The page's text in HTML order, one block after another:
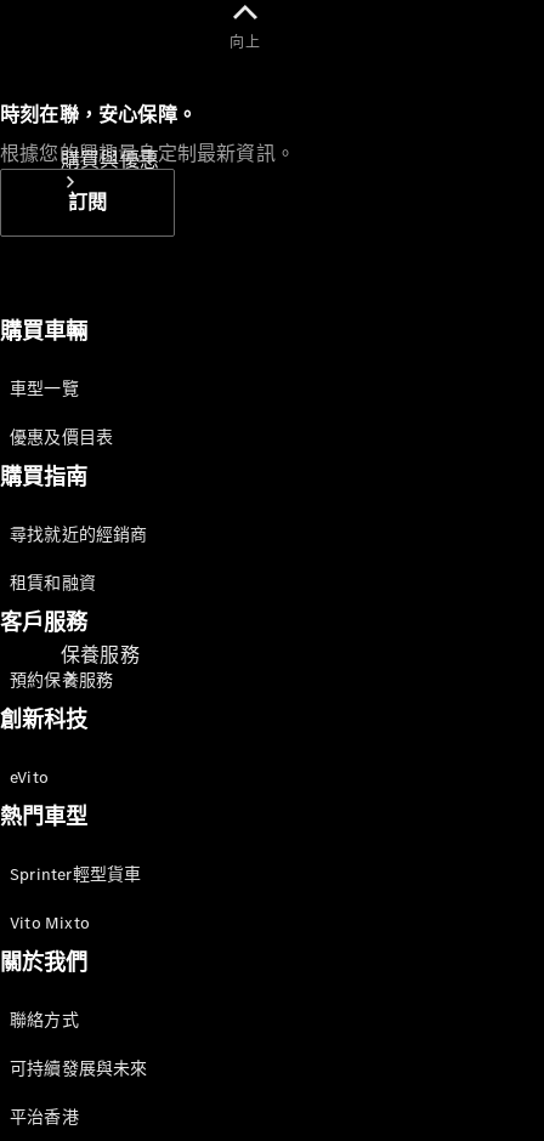
購買與優惠
預約試駕
保養服務
服務
個人化支援
流動出行方
案
卓越品質
向上
時刻在聯，安心保障。
根據您的興趣量身定制最新資訊。
訂閱
購買車輛
車型一覽
優惠及價目表
購買指南
尋找就近的經銷商
租賃和融資
客戶服務
預約保養服務
創新科技
eVito
熱門車型
Sprinter輕型貨車
Vito Mixto
關於我們
聯絡方式
可持續發展與未來
平治香港